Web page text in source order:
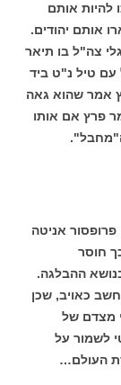
להיות אותם
אותם יהודים.
צה"ל בו תיאר
עם טיל נ"ט ביד
אמר שהוא גאה
מה היה אומר פרץ אם אותו
ה"מחבל".
פרופסור אניטה
חוסר
ההבלגה.
כאויב, שכן
מצדם של
לשמור על
העולם…